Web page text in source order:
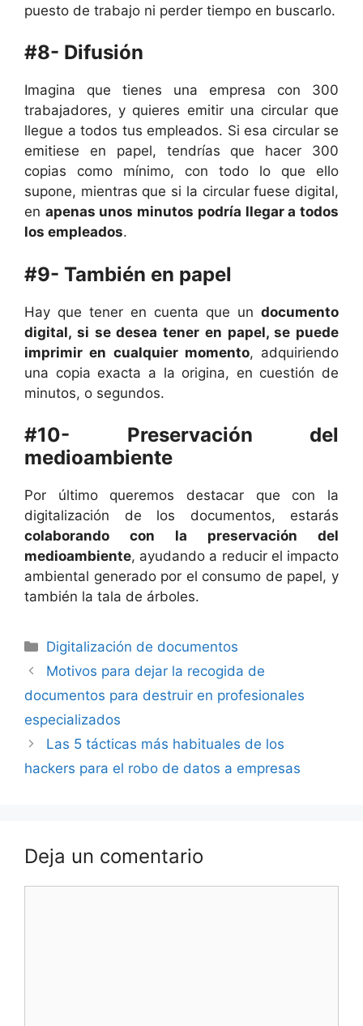
puesto de trabajo ni perder tiempo en buscarlo.
#8- Difusión
Imagina que tienes una empresa con 300
trabajadores, y quieres emitir una circular que
llegue a todos tus empleados. Si esa circular se
emitiese en papel, tendrías que hacer 300
copias como mínimo, con todo lo que ello
supone, mientras que si la circular fuese digital,
en apenas unos minutos podría llegar a todos
los empleados.
#9- También en papel
Hay que tener en cuenta que un documento
digital, si se desea tener en papel, se puede
imprimir en cualquier momento, adquiriendo
una copia exacta a la origina, en cuestión de
minutos, o segundos.
#10- Preservación del
medioambiente
Por último queremos destacar que con la
digitalización de los documentos, estarás
colaborando con la preservación del
medioambiente, ayudando a reducir el impacto
ambiental generado por el consumo de papel, y
también la tala de árboles.
Categorías
Digitalización de documentos
Motivos para dejar la recogida de
documentos para destruir en profesionales
especializados
Las 5 tácticas más habituales de los
hackers para el robo de datos a empresas
Deja un comentario